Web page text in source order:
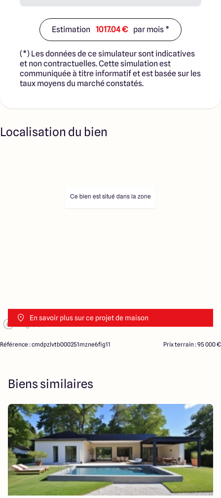
Estimation 1017.04 € par mois *
(*) Les données de ce simulateur sont indicatives
et non contractuelles. Cette simulation est
communiquée à titre informatif et est basée sur les
taux moyens du marché constatés.
Localisation du bien
En savoir plus sur ce projet de maison
Ce bien est situé dans la zone
Référence : cmdpzlvtb000251mzne6fig11 Prix terrain : 95 000 €
Biens similaires